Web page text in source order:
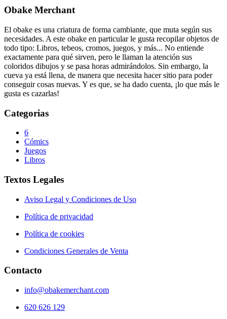
Obake Merchant
El obake es una criatura de forma cambiante, que muta según sus
necesidades. A este obake en particular le gusta recopilar objetos de
todo tipo: Libros, tebeos, cromos, juegos, y más... No entiende
exactamente para qué sirven, pero le llaman la atención sus
coloridos dibujos y se pasa horas admirándolos. Sin embargo, la
cueva ya está llena, de manera que necesita hacer sitio para poder
conseguir cosas nuevas. Y es que, se ha dado cuenta, ¡lo que más le
gusta es cazarlas!
Categorias
6
Cómics
Juegos
Libros
Textos Legales
Aviso Legal y Condiciones de Uso
Política de privacidad
Política de cookies
Condiciones Generales de Venta
Contacto
info@obakemerchant.com
620 626 129